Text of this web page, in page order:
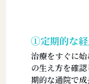
①定期的な
治療をすぐに
の生え方を確
期的な通院で成